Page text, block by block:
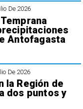
De 2026
Antofagasta
De 2026
la Región de
dos puntos y